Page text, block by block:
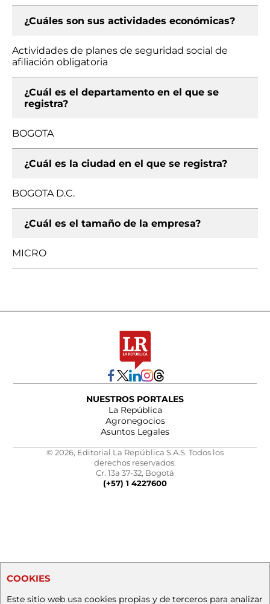
¿Cuáles son sus actividades económicas?
Actividades de planes de seguridad social de
afiliación obligatoria
¿Cuál es el departamento en el que se
registra?
BOGOTA
¿Cuál es la ciudad en el que se registra?
BOGOTA D.C.
¿Cuál es el tamaño de la empresa?
MICRO
NUESTROS PORTALES
La República
Agronegocios
Asuntos Legales
© 2026, Editorial La República S.A.S. Todos los
derechos reservados.
Cr. 13a 37-32, Bogotá
(+57) 1 4227600
COOKIES
Este sitio web usa cookies propias y de terceros para analizar